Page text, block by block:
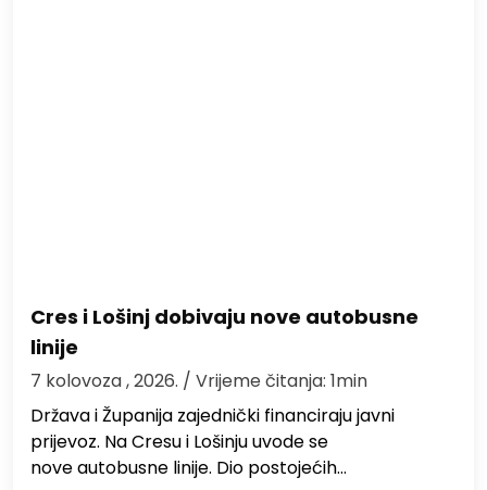
Cres i Lošinj dobivaju nove autobusne
linije
7 kolovoza , 2026. / Vrijeme čitanja: 1min
Država i Županija zajednički financiraju javni
prijevoz. Na Cresu i Lošinju uvode se
nove autobusne linije. Dio postojećih…